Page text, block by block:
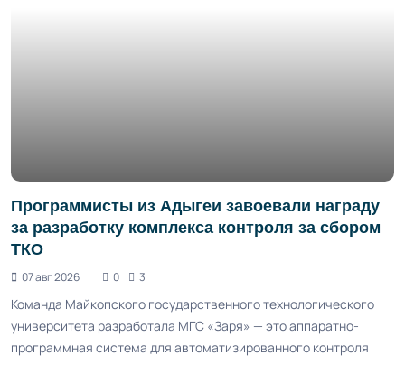
Программисты из Адыгеи завоевали награду
за разработку комплекса контроля за сбором
ТКО
07 авг 2026 0 3
Команда Майкопского государственного технологического
университета разработала МГС «Заря» — это аппаратно-
программная система для автоматизированного контроля